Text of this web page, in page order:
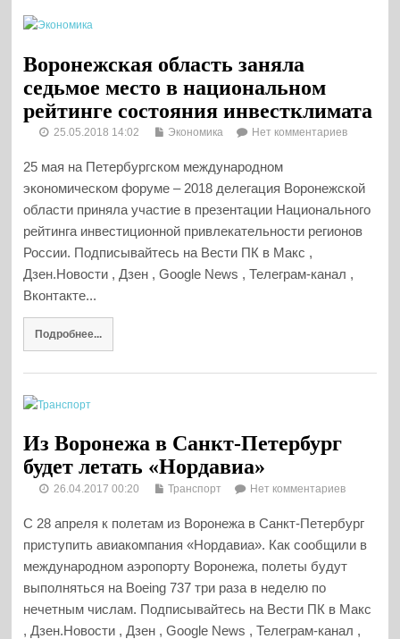
Воронежская область заняла
седьмое место в национальном
рейтинге состояния инвестклимата
25.05.2018 14:02 Экономика Нет комментариев
25 мая на Петербургском международном
экономическом форуме – 2018 делегация Воронежской
области приняла участие в презентации Национального
рейтинга инвестиционной привлекательности регионов
России. Подписывайтесь на Вести ПК в Макс ,
Дзен.Новости , Дзен , Google News , Телеграм-канал ,
Вконтакте...
Подробнее...
Из Воронежа в Санкт-Петербург
будет летать «Нордавиа»
26.04.2017 00:20 Транспорт Нет комментариев
С 28 апреля к полетам из Воронежа в Санкт-Петербург
приступить авиакомпания «Нордавиа». Как сообщили в
международном аэропорту Воронежа, полеты будут
выполняться на Boeing 737 три раза в неделю по
нечетным числам. Подписывайтесь на Вести ПК в Макс
, Дзен.Новости , Дзен , Google News , Телеграм-канал ,